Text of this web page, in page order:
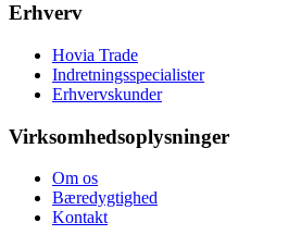
Erhverv
Hovia Trade
Indretningsspecialister
Erhvervskunder
Virksomhedsoplysninger
Om os
Bæredygtighed
Kontakt